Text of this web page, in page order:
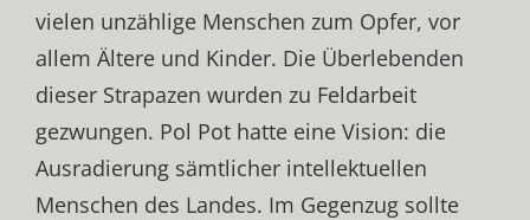
vielen unzählige Menschen zum Opfer, vor
allem Ältere und Kinder. Die Überlebenden
dieser Strapazen wurden zu Feldarbeit
gezwungen. Pol Pot hatte eine Vision: die
Ausradierung sämtlicher intellektuellen
Menschen des Landes. Im Gegenzug sollte